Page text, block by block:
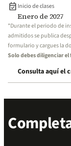
event_available Inicio de clases
Enero de 2027
*Durante el periodo de
admitidos se publica
formulario y cargues la
Solo debes diligenciar
Consulta aquí el
inscripción